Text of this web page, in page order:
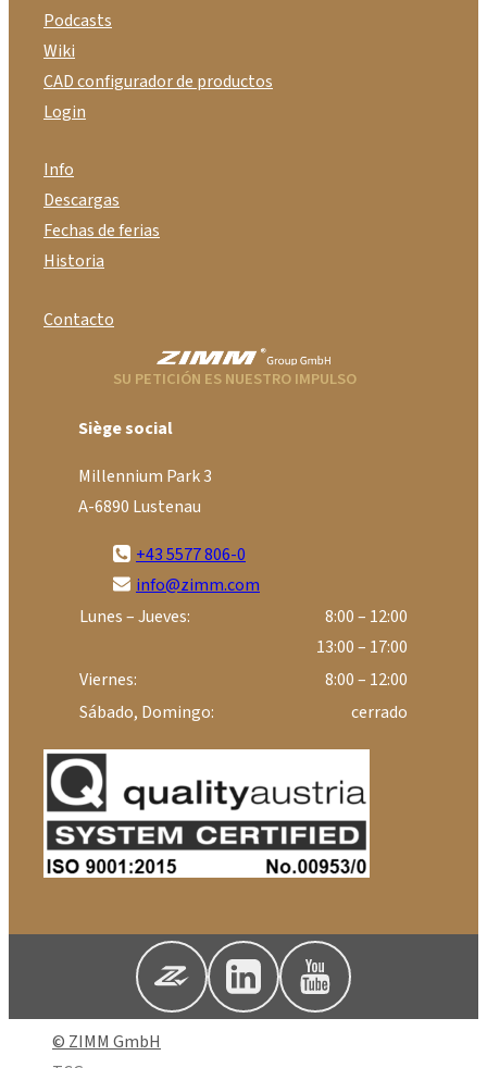
Podcasts
Wiki
CAD configurador de productos
Login
Info
Descargas
Fechas de ferias
Historia
Contacto
SU PETICIÓN ES NUESTRO IMPULSO
Siège social
Millennium Park 3
A-6890 Lustenau
+43 5577 806-0
info@zimm.com
Lunes – Jueves:
8:00 – 12:00
13:00 – 17:00
Viernes:
8:00 – 12:00
Sábado, Domingo:
cerrado
© ZIMM GmbH